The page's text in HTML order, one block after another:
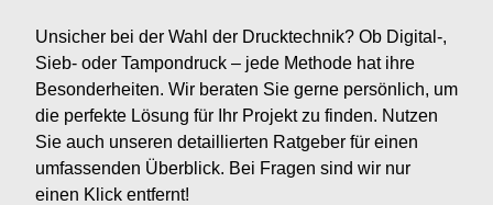
Unsicher bei der Wahl der Drucktechnik? Ob Digital-,
Sieb- oder Tampondruck – jede Methode hat ihre
Besonderheiten. Wir beraten Sie gerne persönlich, um
die perfekte Lösung für Ihr Projekt zu finden. Nutzen
Sie auch unseren detaillierten Ratgeber für einen
umfassenden Überblick. Bei Fragen sind wir nur
einen Klick entfernt!